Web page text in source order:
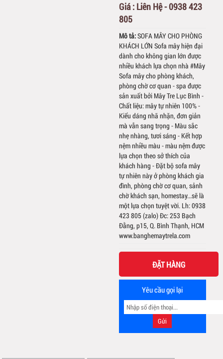
Giá : Liên Hệ - 0938 423
805
Mô tả:SOFA MÂY CHO PHÒNG
KHÁCH LỚN Sofa mây hiện đại
dành cho không gian lớn được
nhiều khách lựa chọn nhà #Mây
Sofa mây cho phòng khách,
phòng chờ cơ quan - spa được
sản xuất bởi Mây Tre Lục Bình -
Chất liệu: mây tự nhiên 100% -
Kiểu dáng nhã nhặn, đơn giản
mà vẫn sang trọng - Màu sắc
nhẹ nhàng, tươi sáng - Kết hợp
nệm nhiều màu - màu nệm được
lựa chọn theo sở thích của
khách hàng - Đặt bộ sofa mây
tự nhiên này ở phòng khách gia
đình, phòng chờ cơ quan, sảnh
chờ khách sạn, homestay...sẽ là
một lựa chọn tuyệt vời. Lh: 0938
423 805 (zalo) Đc: 253 Bạch
Đằng, p15, Q. Bình Thạnh, HCM
www.banghemaytrela.com
ĐẶT HÀNG
Yêu cầu gọi lại